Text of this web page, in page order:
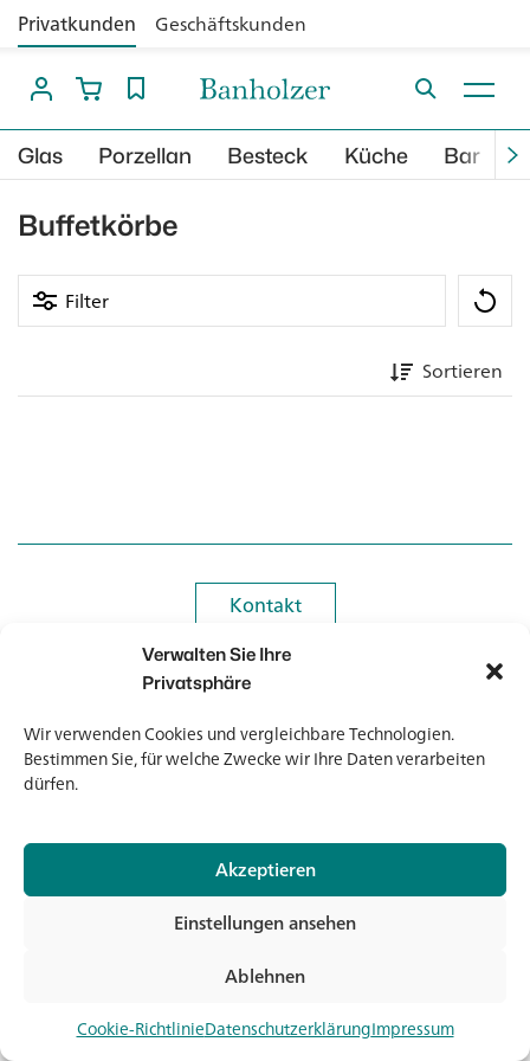
Verwalten Sie Ihre
Privatsphäre
Wir verwenden Cookies und vergleichbare Technologien.
Bestimmen Sie, für welche Zwecke wir Ihre Daten verarbeiten
dürfen.
Akzeptieren
Ablehnen
Einstellungen ansehen
Cookie-RichtlinieDatenschutzerklärungImpressum
Privatkunden Geschäftskunden
Glas Porzellan Besteck Küche Bar
Buffetkörbe
Filter
Sortieren
Kontakt
Kontakt
Newsletter
Newsletter
© 2026 Banholzer AG
Impressum
Datenschutz
AGB